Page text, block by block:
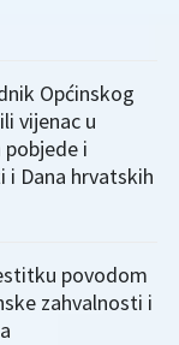
Općinskog
vijenac u
i
i Dana hrvatskih
povodom
zahvalnosti i